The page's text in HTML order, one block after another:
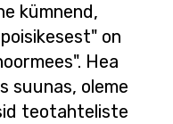
kümnend,
on
Hea
suunas, oleme
teotahteliste